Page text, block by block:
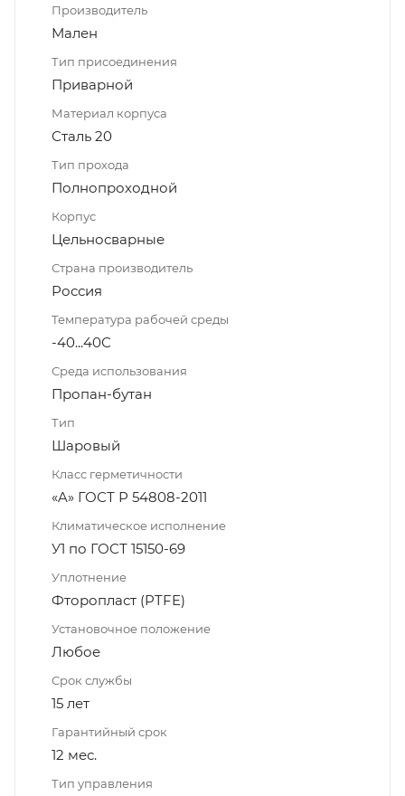
Производитель
Мален
Тип присоединения
Приварной
Материал корпуса
Сталь 20
Тип прохода
Полнопроходной
Корпус
Цельносварные
Страна производитель
Россия
Температура рабочей среды
-40...40С
Среда использования
Пропан-бутан
Тип
Шаровый
Класс герметичности
«A» ГОСТ Р 54808-2011
Климатическое исполнение
У1 по ГОСТ 15150-69
Уплотнение
Фторопласт (PTFE)
Установочное положение
Любое
Срок службы
15 лет
Гарантийный срок
12 мес.
Тип управления